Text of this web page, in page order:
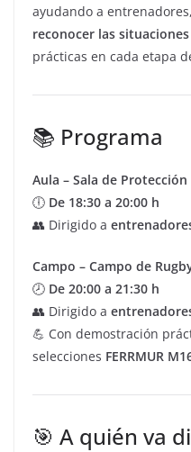
ayudando a
reconocer las
prácticas en cada etapa
📚 Programa
Aula – Sala de
🕕 De 18:30 a 20:00 h
👥 Dirigido a
Campo – Campo de
🕗 De 20:00 a 21:30 h
👥 Dirigido a
💪 Con demostración
selecciones FERRMUR
🎯 A quién va